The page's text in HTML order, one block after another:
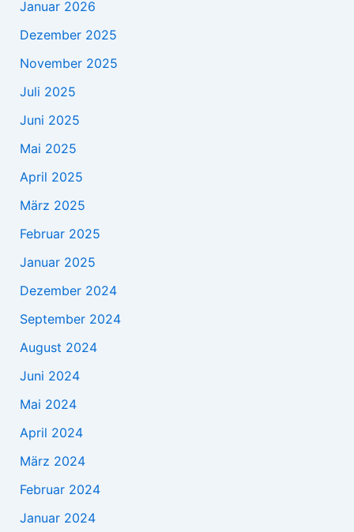
Januar 2026
Dezember 2025
November 2025
Juli 2025
Juni 2025
Mai 2025
April 2025
März 2025
Februar 2025
Januar 2025
Dezember 2024
September 2024
August 2024
Juni 2024
Mai 2024
April 2024
März 2024
Februar 2024
Januar 2024